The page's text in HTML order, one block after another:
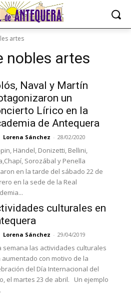
artes
nobles artes
Naval y Martín
un
Lírico en la
de Antequera
Lorena Sánchez - 28/02/2020
Händel, Donizetti, Bellini,
Sorozábal y Penella
en la tarde del sábado 22 de
en la sede de la Real
culturales en
Lorena Sánchez - 29/04/2019
semana las actividades culturales
aumentado con motivo de la
del Día Internacional del
el martes 23 de abril. Un ejemplo